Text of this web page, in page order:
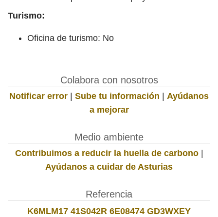
Turismo:
Oficina de turismo: No
Colabora con nosotros
Notificar error | Sube tu información | Ayúdanos
a mejorar
Medio ambiente
Contribuimos a reducir la huella de carbono|
Ayúdanos a cuidar de Asturias
Referencia
K6MLM17 41S042R 6E08474 GD3WXEY